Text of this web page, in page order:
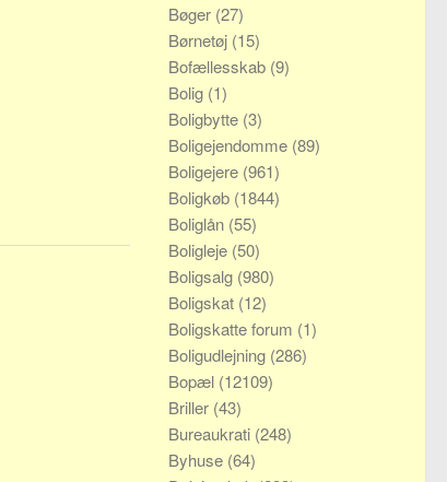
Bøger (27)
Børnetøj (15)
Bofællesskab (9)
Bolig (1)
Boligbytte (3)
Boligejendomme (89)
Boligejere (961)
Boligkøb (1844)
Boliglån (55)
Boligleje (50)
Boligsalg (980)
Boligskat (12)
Boligskatte forum (1)
Boligudlejning (286)
Bopæl (12109)
Briller (43)
Bureaukrati (248)
Byhuse (64)